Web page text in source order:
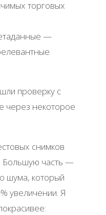
торговых
—
проверку с
через некоторое
снимков
Большую часть —
шума, который
увеличении. Я